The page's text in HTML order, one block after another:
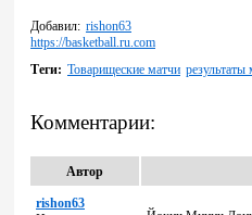
Добавил: rishon63
https://basketball.ru.com
Теги: Товарищеские матчи результаты
Комментарии:
Автор
rishon63